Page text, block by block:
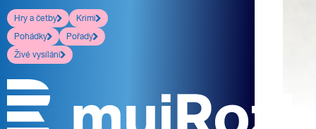
Hry a četby
Krimi
Pohádky
Pořady
Živé vysílání